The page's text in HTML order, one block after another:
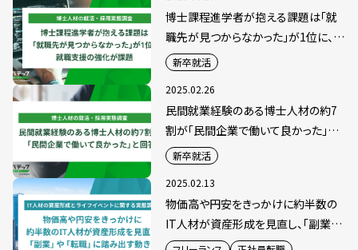
博士課程進学者が抱える課題は「就
職先が見つからなかった」が1位に、
就職支援の強化が課題
新卒就活
2025.02.26
民間就業経験のある博士人材の約7
割が「民間企業で働いて良かった」と
回答
新卒就活
2025.02.13
物価高や円安をきっかけに約半数の
IT人材が資産形成を見直し、「副業」
や「転職」に踏み出す動きも